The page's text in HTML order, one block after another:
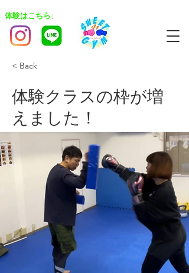
​体験はこちら↓
< Back
体験クラスの枠が増
えました！